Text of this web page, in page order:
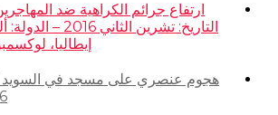
ارتفاع جرائم الكراهية ضد
التاريخ: تشرين
إيطاليا،
هجوم عنصري على مسجد في السويد